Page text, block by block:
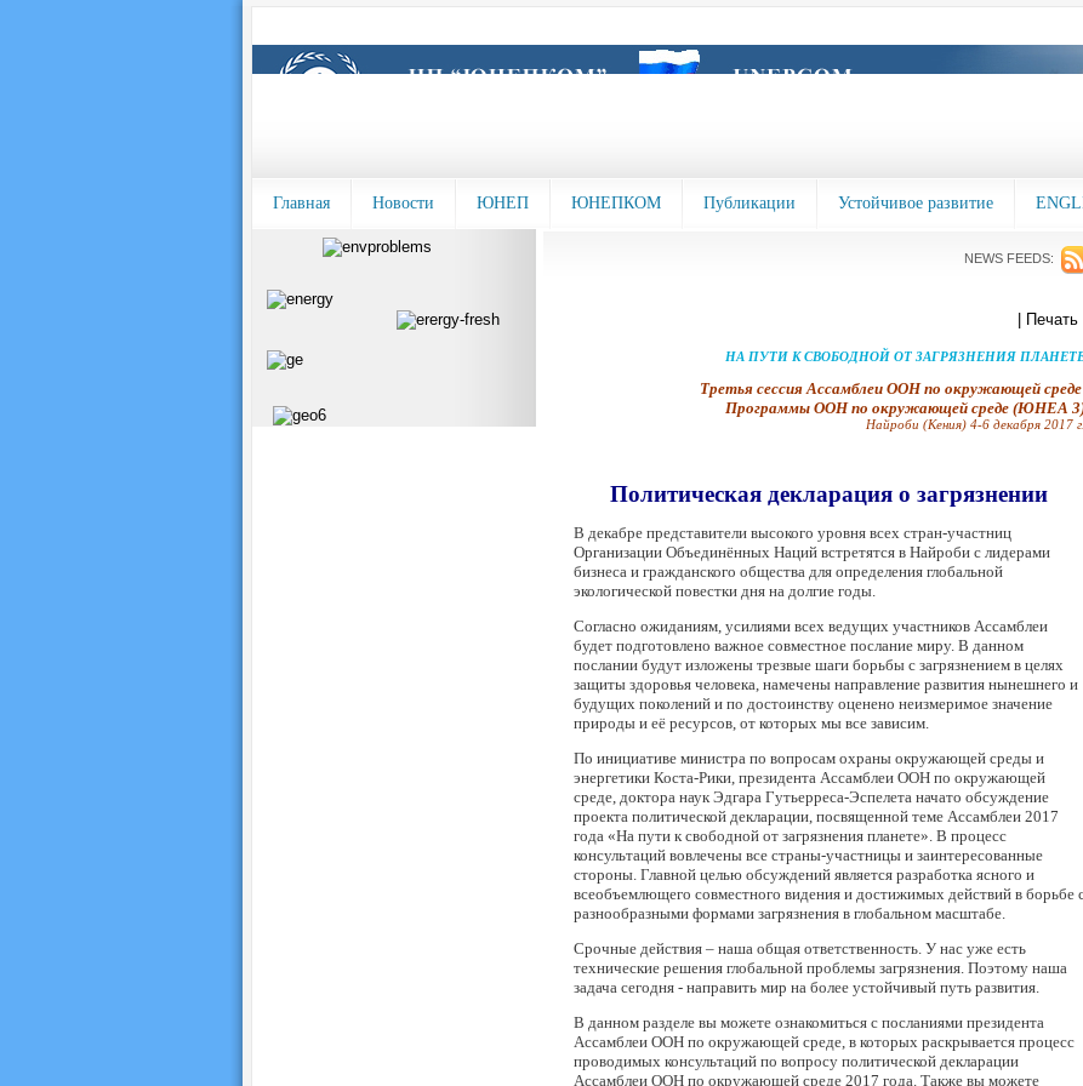
Главная Новости ЮНЕП ЮНЕПКОМ Публикации Устойчивое развитие
NEWS FEEDS:
| Печать |
НА ПУТИ К СВОБОДНОЙ ОТ ЗАГРЯЗНЕНИЯ
Третья сессия Ассамблеи ООН по окружающей среде
Программы ООН по окружающей среде (ЮНЕА
Найроби (Кения) 4-6 декабря 2017 г.
Политическая декларация о загрязнении
В декабре представители высокого уровня всех стран-участниц
Организации Объединённых Наций встретятся в Найроби с лидерами
бизнеса и гражданского общества для определения глобальной
экологической повестки дня на долгие годы.
Согласно ожиданиям, усилиями всех ведущих участников Ассамблеи
будет подготовлено важное совместное послание миру. В данном
послании будут изложены трезвые шаги борьбы с загрязнением в целях
защиты здоровья человека, намечены направление развития нынешнего и
будущих поколений и по достоинству оценено неизмеримое значение
природы и её ресурсов, от которых мы все зависим.
По инициативе министра по вопросам охраны окружающей среды и
энергетики Коста-Рики, президента Ассамблеи ООН по окружающей
среде, доктора наук Эдгара Гутьерреса-Эспелета начато обсуждение
проекта политической декларации, посвященной теме Ассамблеи 2017
года «На пути к свободной от загрязнения планете». В процесс
консультаций вовлечены все страны-участницы и заинтересованные
стороны. Главной целью обсуждений является разработка ясного и
всеобъемлющего совместного видения и достижимых действий в борьбе
разнообразными формами загрязнения в глобальном масштабе.
Срочные действия – наша общая ответственность. У нас уже есть
технические решения глобальной проблемы загрязнения. Поэтому наша
задача сегодня - направить мир на более устойчивый путь развития.
В данном разделе вы можете ознакомиться с посланиями президента
Ассамблеи ООН по окружающей среде, в которых раскрывается процесс
проводимых консультаций по вопросу политической декларации
Ассамблеи ООН по окружающей среде 2017 года. Также вы можете